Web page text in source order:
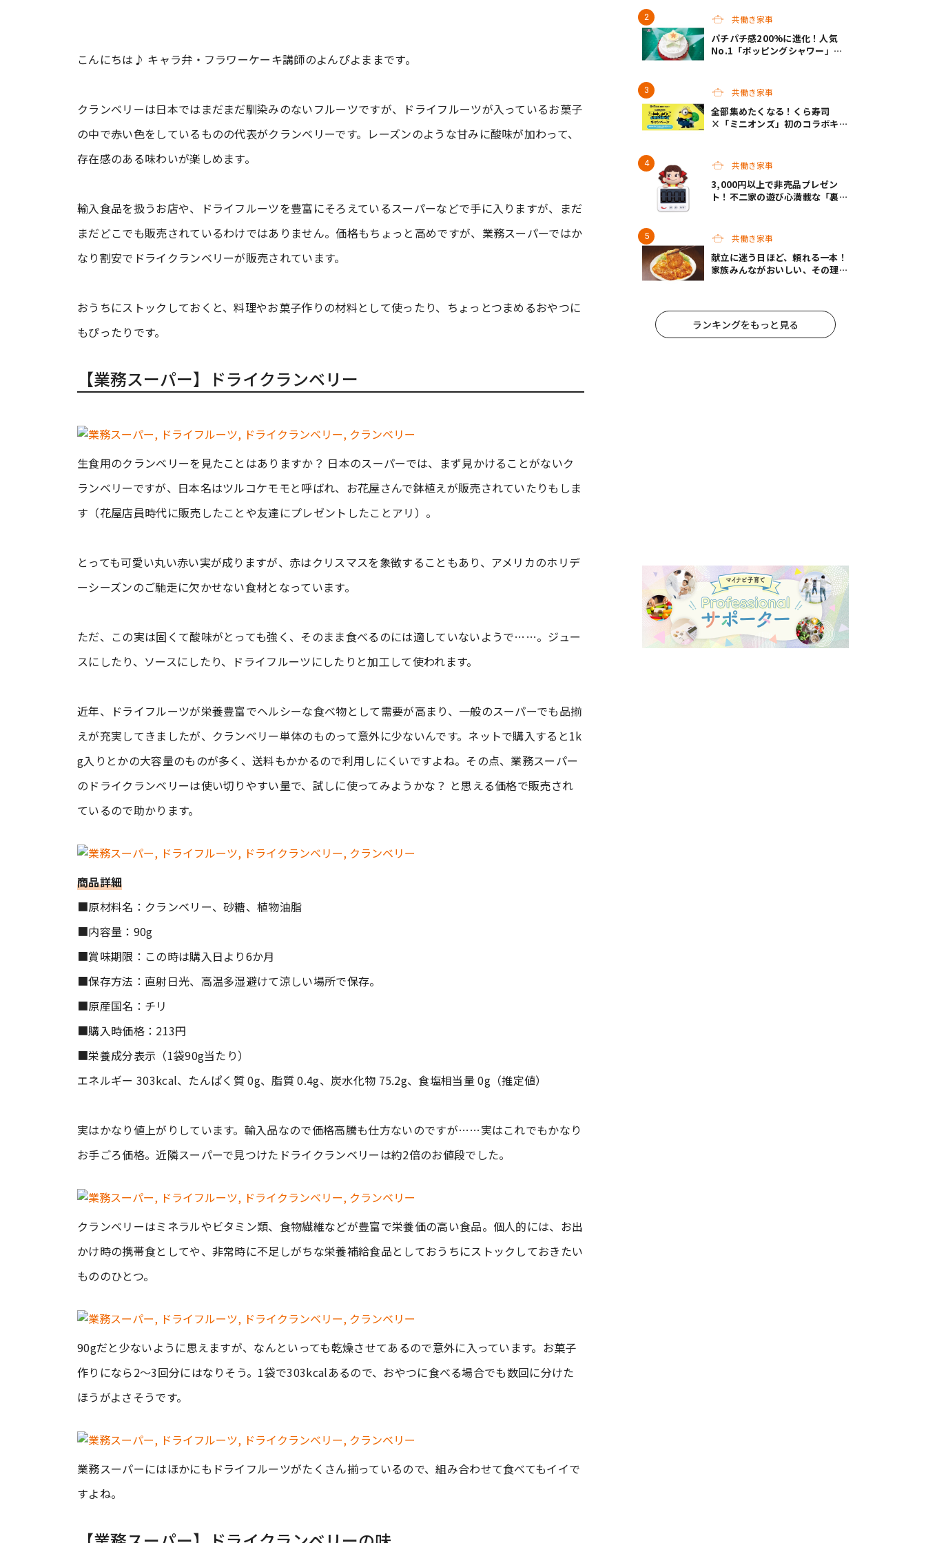
こんにちは♪ キャラ弁・フラワーケーキ講師のよんぴよままです。
クランベリーは日本ではまだまだ馴染みのないフルーツですが、ドライフルーツが入っているお菓子
の中で赤い色をしているものの代表がクランベリーです。レーズンのような甘みに酸味が加わって、
存在感のある味わいが楽しめます。
輸入食品を扱うお店や、ドライフルーツを豊富にそろえているスーパーなどで手に入りますが、まだ
まだどこでも販売されているわけではありません。価格もちょっと高めですが、業務スーパーではか
なり割安でドライクランベリーが販売されています。
おうちにストックしておくと、料理やお菓子作りの材料として使ったり、ちょっとつまめるおやつに
もぴったりです。
【業務スーパー】ドライクランベリー
生食用のクランベリーを見たことはありますか？ 日本のスーパーでは、まず見かけることがないク
ランベリーですが、日本名はツルコケモモと呼ばれ、お花屋さんで鉢植えが販売されていたりもしま
す（花屋店員時代に販売したことや友達にプレゼントしたことアリ）。
とっても可愛い丸い赤い実が成りますが、赤はクリスマスを象徴することもあり、アメリカのホリデ
ーシーズンのご馳走に欠かせない食材となっています。
ただ、この実は固くて酸味がとっても強く、そのまま食べるのには適していないようで……。ジュー
スにしたり、ソースにしたり、ドライフルーツにしたりと加工して使われます。
近年、ドライフルーツが栄養豊富でヘルシーな食べ物として需要が高まり、一般のスーパーでも品揃
えが充実してきましたが、クランベリー単体のものって意外に少ないんです。ネットで購入すると1k
g入りとかの大容量のものが多く、送料もかかるので利用しにくいですよね。その点、業務スーパー
のドライクランベリーは使い切りやすい量で、試しに使ってみようかな？ と思える価格で販売され
ているので助かります。
商品詳細
■原材料名：クランベリー、砂糖、植物油脂
■内容量：90g
■賞味期限：この時は購入日より6か月
■保存方法：直射日光、高温多湿避けて涼しい場所で保存。
■原産国名：チリ
■購入時価格：213円
■栄養成分表示（1袋90g当たり）
エネルギー 303kcal、たんぱく質 0g、脂質 0.4g、炭水化物 75.2g、食塩相当量 0g（推定値）
実はかなり値上がりしています。輸入品なので価格高騰も仕方ないのですが……実はこれでもかなり
お手ごろ価格。近隣スーパーで見つけたドライクランベリーは約2倍のお値段でした。
クランベリーはミネラルやビタミン類、食物繊維などが豊富で栄養価の高い食品。個人的には、お出
かけ時の携帯食としてや、非常時に不足しがちな栄養補給食品としておうちにストックしておきたい
もののひとつ。
90gだと少ないように思えますが、なんといっても乾燥させてあるので意外に入っています。お菓子
作りになら2～3回分にはなりそう。1袋で303kcalあるので、おやつに食べる場合でも数回に分けた
ほうがよさそうです。
業務スーパーにはほかにもドライフルーツがたくさん揃っているので、組み合わせて食べてもイイで
すよね。
共働き家事
パチパチ感200%に進化！人気
No.1「ポッピングシャワー」チ
が最高共働き家事
全部集めたくなる！くら寿司
×「ミニオンズ」初のコラボキャ
共働き家事
3,000円以上で非売品プレゼン
ト！不二家の遊び心満載な「裏不
共働き家事
献立に迷う日ほど、頼れる一本！
家族みんながおいしい、その理由
ランキングをもっと見る